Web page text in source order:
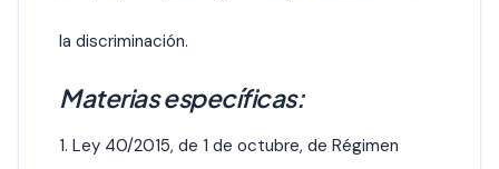
la discriminación.
Materias específicas:
1. Ley 40/2015, de 1 de octubre, de Régimen